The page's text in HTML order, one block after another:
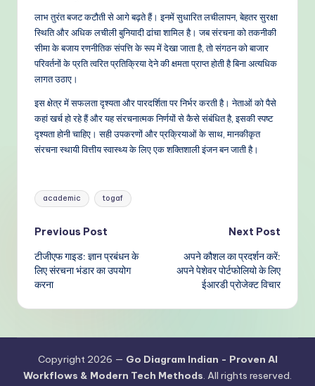
लाभ तुरंत बजट कटौती से आगे बढ़ते हैं। इनमें सुधारित लचीलापन, बेहतर सुरक्षा
स्थिति और अधिक लचीली बुनियादी ढांचा शामिल है। जब संरचना को तकनीकी
सीमा के बजाय रणनीतिक संपत्ति के रूप में देखा जाता है, तो संगठन को बाजार
परिवर्तनों के प्रति त्वरित प्रतिक्रिया देने की क्षमता प्राप्त होती है बिना अत्यधिक
लागत उठाए।
इस क्षेत्र में सफलता दृश्यता और पारदर्शिता पर निर्भर करती है। नेताओं को पैसे
कहां खर्च हो रहे हैं और यह संरचनात्मक निर्णयों से कैसे संबंधित है, इसकी स्पष्ट
दृश्यता होनी चाहिए। सही उपकरणों और प्रक्रियाओं के साथ, मानकीकृत
संरचना स्थायी वित्तीय स्वास्थ्य के लिए एक शक्तिशाली इंजन बन जाती है।
Tags:
academic togaf
Post
navigation
Previous Post
टीजीएफ गाइड: ज्ञान प्रबंधन के
लिए संरचना भंडार का उपयोग
करना
Next Post
अपने कौशल का प्रदर्शन करें:
अपने पेशेवर पोर्टफोलियो के लिए
ईआरडी प्रोजेक्ट विचार
Copyright 2026 — Go Diagram Indian - Proven AI
Workflows & Modern Tech Methods. All rights reserved.